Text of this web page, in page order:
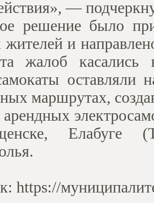
—
решение было
и
жалоб касались
маршрутах,
арендных
Елабуге
https://